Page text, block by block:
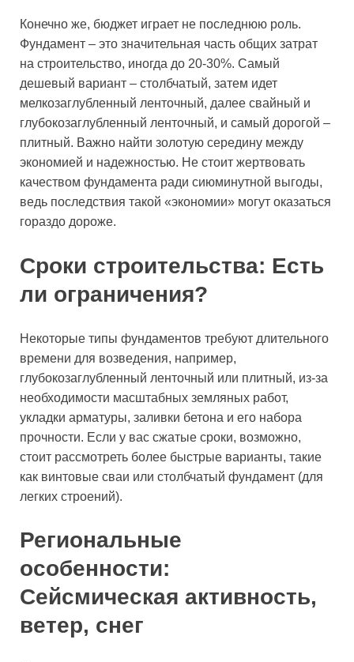
Конечно же, бюджет играет не последнюю роль.
Фундамент – это значительная часть общих затрат
на строительство, иногда до 20-30%. Самый
дешевый вариант – столбчатый, затем идет
мелкозаглубленный ленточный, далее свайный и
глубокозаглубленный ленточный, и самый дорогой –
плитный. Важно найти золотую середину между
экономией и надежностью. Не стоит жертвовать
качеством фундамента ради сиюминутной выгоды,
ведь последствия такой «экономии» могут оказаться
гораздо дороже.
Сроки строительства: Есть
ли ограничения?
Некоторые типы фундаментов требуют длительного
времени для возведения, например,
глубокозаглубленный ленточный или плитный, из-за
необходимости масштабных земляных работ,
укладки арматуры, заливки бетона и его набора
прочности. Если у вас сжатые сроки, возможно,
стоит рассмотреть более быстрые варианты, такие
как винтовые сваи или столбчатый фундамент (для
легких строений).
Региональные
особенности:
Сейсмическая активность,
ветер, снег